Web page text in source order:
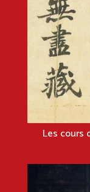
Les cours